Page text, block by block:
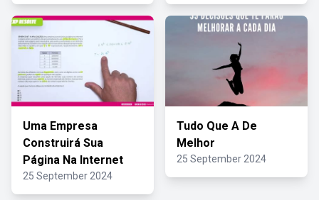
Uma Empresa
Construirá Sua
Página Na Internet
25 September 2024
Tudo Que A De
Melhor
25 September 2024